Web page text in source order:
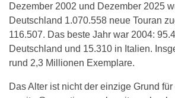
Dezember 2002 und Dezember 2025
Deutschland 1.070.558 neue Touran
116.507. Das beste Jahr war 2004:
Deutschland und 15.310 in Italien.
rund 2,3 Millionen Exemplare.
Das Alter ist nicht der einzige Grund